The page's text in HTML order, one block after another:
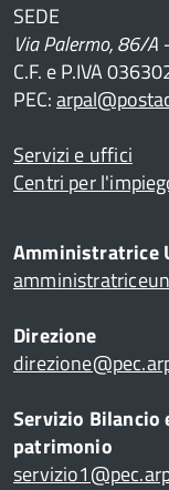
SEDE
Via Palermo, 86/A
C.F. e P.IVA
PEC:
Servizi e uffici
Centri per
Amministratrice
Direzione
Servizio Bilancio
patrimonio